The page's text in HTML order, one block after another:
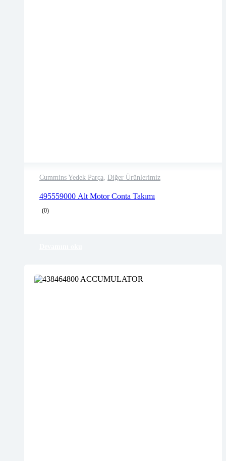
Cummins Yedek Parça Diğer Ürünlerimiz
495559000 Alt Motor Conta Takımı
(0)
Delivery time: 1-2 business days